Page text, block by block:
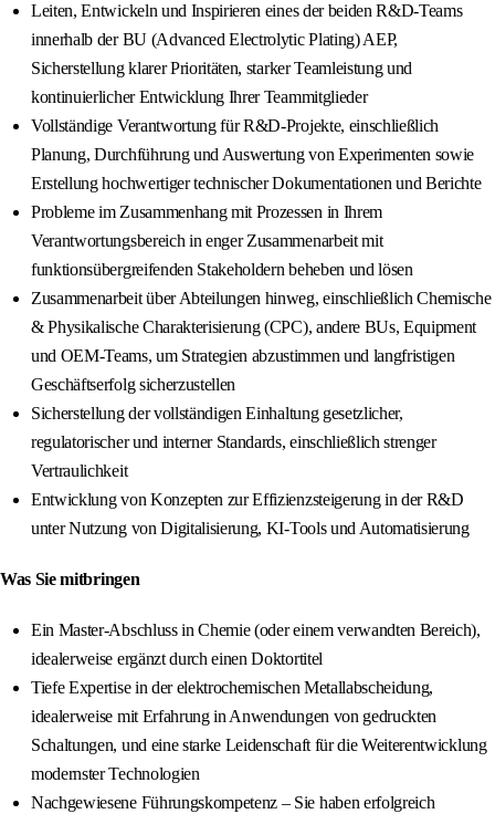
Leiten, Entwickeln und Inspirieren eines der beiden R&D-Teams
innerhalb der BU (Advanced Electrolytic Plating) AEP,
Sicherstellung klarer Prioritäten, starker Teamleistung und
kontinuierlicher Entwicklung Ihrer Teammitglieder
Vollständige Verantwortung für R&D-Projekte, einschließlich
Planung, Durchführung und Auswertung von Experimenten sowie
Erstellung hochwertiger technischer Dokumentationen und Berichte
Probleme im Zusammenhang mit Prozessen in Ihrem
Verantwortungsbereich in enger Zusammenarbeit mit
funktionsübergreifenden Stakeholdern beheben und lösen
Zusammenarbeit über Abteilungen hinweg, einschließlich Chemische
& Physikalische Charakterisierung (CPC), andere BUs, Equipment
und OEM-Teams, um Strategien abzustimmen und langfristigen
Geschäftserfolg sicherzustellen
Sicherstellung der vollständigen Einhaltung gesetzlicher,
regulatorischer und interner Standards, einschließlich strenger
Vertraulichkeit
Entwicklung von Konzepten zur Effizienzsteigerung in der R&D
unter Nutzung von Digitalisierung, KI-Tools und Automatisierung
Was Sie mitbringen
Ein Master-Abschluss in Chemie (oder einem verwandten Bereich),
idealerweise ergänzt durch einen Doktortitel
Tiefe Expertise in der elektrochemischen Metallabscheidung,
idealerweise mit Erfahrung in Anwendungen von gedruckten
Schaltungen, und eine starke Leidenschaft für die Weiterentwicklung
modernster Technologien
Nachgewiesene Führungskompetenz – Sie haben erfolgreich